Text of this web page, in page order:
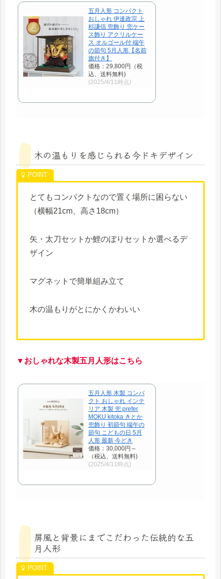
五月人形 コンパクト
おしゃれ 伊達政宗 上
杉謙信 兜飾り 兜ケー
ス飾り アクリルケー
ス オルゴール付 端午
の節句 5月人形【名前
旗付き】
価格：29,800円（税
込、送料無料)
(2025/4/11時点)
木の温もりを感じられる今ドキデザイン
とてもコンパクトなので置く場所に困らない
（横幅21cm、高さ18cm）
矢・太刀セットか鯉のぼりセットか選べるデ
ザイン
マグネットで簡単組み立て
木の温もりがとにかくかわいい
▼おしゃれな木製五月人形はこちら
五月人形 木製 コンパ
クト おしゃれ インテ
リア 木製 兜 prefer
MOKU kitoka きとか
兜飾り 初節句 端午の
節句 こどもの日 5月
人形 最新 今どき
価格：30,000円～
（税込、送料無料)
(2025/4/11時点)
屏風と背景にまでこだわった伝統的な五
月人形